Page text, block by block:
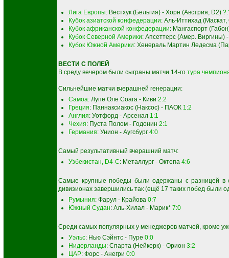
Лига Европы: Вестхук (Бельгия) - Хорн (Австрия, D2)
Кубок азиатской конфедерации: Аль-Иттихад
Кубок африканской конфедерации: Мангаспорт
Кубок Северной Америки: Апсеттерс (Амер.
Кубок Южной Америки: Хенераль Мартин Ледесма
ВЕСТИ С ПОЛЕЙ
В среду вечером были сыграны матчи 14-го тура
Сильнейшие матчи вчерашней генерации:
Самоа: Лупе Оле Соага - Киви 2:2
Греция: Паннаксиакос (Наксос) - ПАОК 1:2
Англия: Уотфорд - Арсенал 1:1
Чехия: Пуста Полом - Годонин 2:1
Германия: Унион - Аугсбург 4:0
Самый результативный вчерашний матч:
Узбекистан, D4-C: Металлург - Октепа 4:6
Самые крупные победы были одержаны с разницей в
дивизионах завершились так (ещё 17 таких побед были
Румыния: Фарул - Крайова 0:7
Южный Судан: Аль-Хилал - Марик* 7:0
Среди самых популярных у менеджеров матчей, кроме
Уэльс: Нью Сэйнтс - Пуре 0:0
Нидерланды: Спарта (Нейкерк) - Орион 3:2
ЦАР: Форс - Анегри 0:0